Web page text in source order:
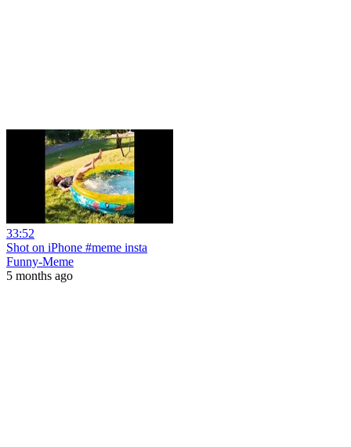
33:52
Shot on iPhone #meme insta
Funny-Meme
5 months ago